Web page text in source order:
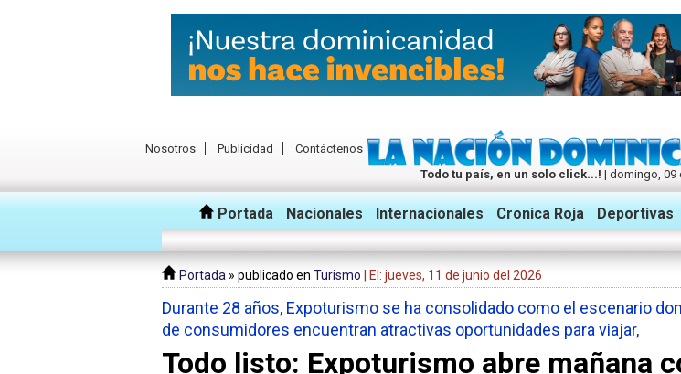
Nosotros Publicidad
Contáctenos
Todo tu país, en un solo click...! | domingo, 09
Portada Nacionales Internacionales Cronica Roja Deportivas
Portada » publicado en Turismo | El: jueves, 11 de junio del 2026
Durante 28 años, Expoturismo se ha consolidado como el escenario
de consumidores encuentran atractivas oportunidades para viajar,
Todo listo: Expoturismo abre mañana